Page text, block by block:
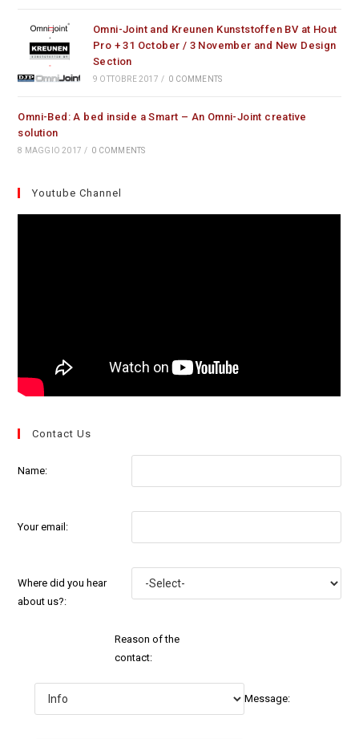
Omni-Joint and Kreunen Kunststoffen BV at Hout
Pro + 31 October / 3 November and New Design
Section
9 OTTOBRE 2017 / 0 COMMENTS
Omni-Bed: A bed inside a Smart – An Omni-Joint creative
solution
8 MAGGIO 2017 / 0 COMMENTS
Youtube Channel
Contact Us
Name:
Your email:
Where did you hear
about us?:
Reason of the
contact:
Message: